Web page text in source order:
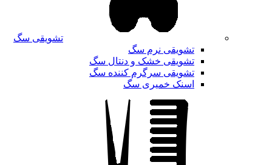
تشویقی سگ
تشویقی نرم سگ
تشویقی خشک و دنتال سگ
تشویقی سرگرم کننده سگ
اسنک خمیری سگ